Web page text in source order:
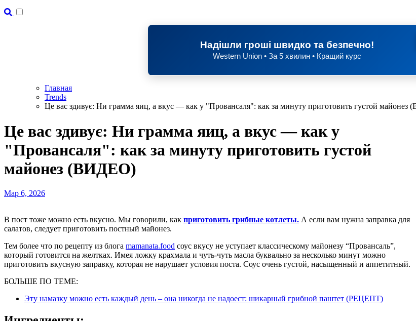
Надішли гроші швидко та безпечно!
Western Union • За 5 хвилин • Кращий курс
Главная
Trends
Це вас здивує: Ни грамма яиц, а вкус — как у "Провансаля": как за минуту приготовить густой
Це вас здивує: Ни грамма яиц, а вкус — как у
"Провансаля": как за минуту приготовить густой
майонез (ВИДЕО)
Мар 6, 2026
В пост тоже можно есть вкусно. Мы говорили, как приготовить грибные котлеты. А если вам нужна заправка для
салатов, следует приготовить постный майонез.
Тем более что по рецепту из блога mamanata.food соус вкусу не уступает классическому майонезу “Провансаль”,
который готовится на желтках. Имея ложку крахмала и чуть-чуть масла буквально за несколько минут можно
приготовить вкусную заправку, которая не нарушает условия поста. Соус очень густой, насыщенный и аппетитный.
БОЛЬШЕ ПО ТЕМЕ:
Эту намазку можно есть каждый день – она никогда не надоест: шикарный грибной паштет (РЕЦЕПТ)